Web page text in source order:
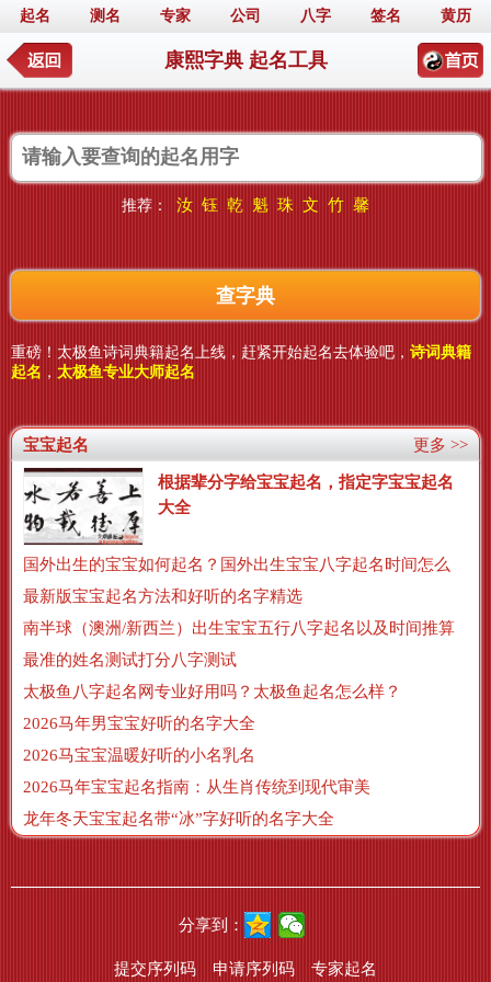
起名 测名 专家 公司 八字 签名 黄历
康熙字典 起名工具
推荐： 汝 钰 乾 魁 珠 文 竹 馨
重磅！太极鱼诗词典籍起名上线，赶紧开始起名去体验吧， 诗词典籍
起名 ， 太极鱼专业大师起名
更多 >>
宝宝起名
根据辈分字给宝宝起名，指定字宝宝起名
大全
最新版宝宝起名方法和好听的名字精选
南半球（澳洲/新西兰）出生宝宝五行八字起名以及时间推算
最准的姓名测试打分八字测试
太极鱼八字起名网专业好用吗？太极鱼起名怎么样？
2026马年男宝宝好听的名字大全
2026马宝宝温暖好听的小名乳名
2026马年宝宝起名指南：从生肖传统到现代审美
龙年冬天宝宝起名带“冰”字好听的名字大全
分享到：
提交序列码 申请序列码 专家起名